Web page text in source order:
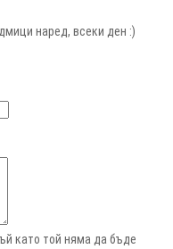
наред, всеки ден :)
като той няма да бъде